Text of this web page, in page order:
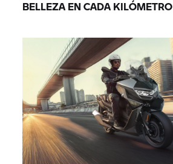
BELLEZA EN CADA KILÓMETRO